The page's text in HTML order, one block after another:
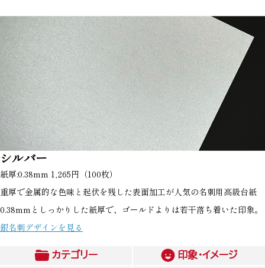
シルバー
紙厚:0.38mm 1,265円（100枚）
重厚で金属的な色味と起伏を残した表面加工が人気の名刺用高級台紙
0.38mmとしっかりした紙厚で、ゴールドよりは若干落ち着いた印象。
銀名刺デザインを見る
カテゴリー
印象・イメージ